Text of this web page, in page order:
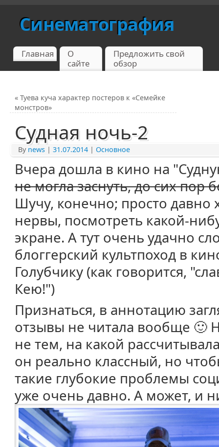
Синематография
Главная
О
сайте
Предложить свой
обзор
« Туева куча характер постеров к «Семейке
монстров»
Судная ночь-2
By news | 31.07.2014 | Основное
Вчера дошла в кино на
не могла заснуть, до сих пор
Шучу, конечно; просто давно
нервы, посмотреть какой-
экране. А тут очень удачно
блоггерский культпоход в
Голубчику (как говорится,
Кею!")
Признаться, в аннотацию
отзывы не читала вообще 🙂
не тем, на какой
он реально классный, но
такие глубокие проблемы
уже очень давно. А может, и